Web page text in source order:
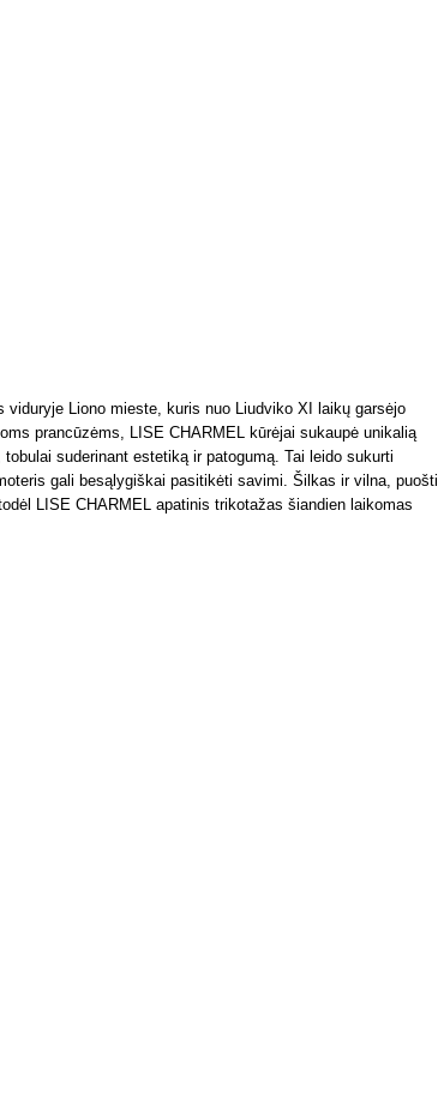
viduryje Liono mieste, kuris nuo Liudviko XI laikų garsėjo
prancūzėms, LISE CHARMEL kūrėjai sukaupė unikalią
suderinant estetiką ir patogumą. Tai leido sukurti
gali besąlygiškai pasitikėti savimi. Šilkas ir vilna, puošti
LISE CHARMEL apatinis trikotažas šiandien laikomas